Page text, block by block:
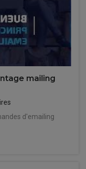
mailing
d'emailing